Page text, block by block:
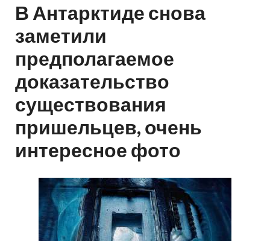
В Антарктиде снова
заметили
предполагаемое
доказательство
существования
пришельцев, очень
интересное фото